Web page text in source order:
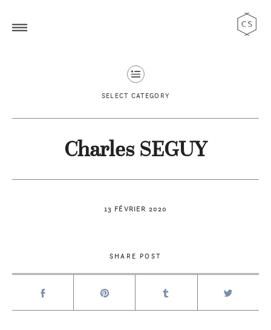
SELECT CATEGORY
13 FÉVRIER 2020
Charles SEGUY
SHARE POST